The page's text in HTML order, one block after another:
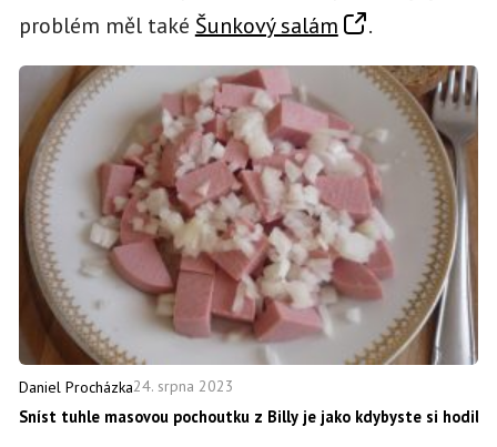
problém měl také Šunkový salám .
Daniel Procházka24. srpna 2023
Sníst tuhle masovou pochoutku z Billy je jako kdybyste si